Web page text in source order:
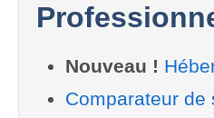
Nouveau !
Comparateur de